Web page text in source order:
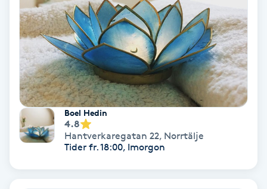
Hot Stone Massage
Hot yoga
Hudföryngring
Huduppstramning
Hudvård
Hyaluronsyra
Boel Hedin
4.8
Hantverkaregatan 22, Norrtälje
Tider fr. 18:00, Imorgon